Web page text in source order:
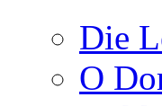
Die
O